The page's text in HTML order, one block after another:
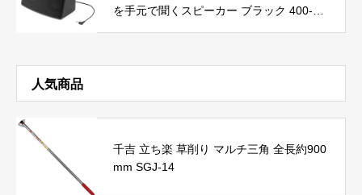
を手元で聞くスピーカー ブラック 400-SP
人気商品
千吉 立ち楽 草削り マルチ三角 全長約900
mm SGJ-14